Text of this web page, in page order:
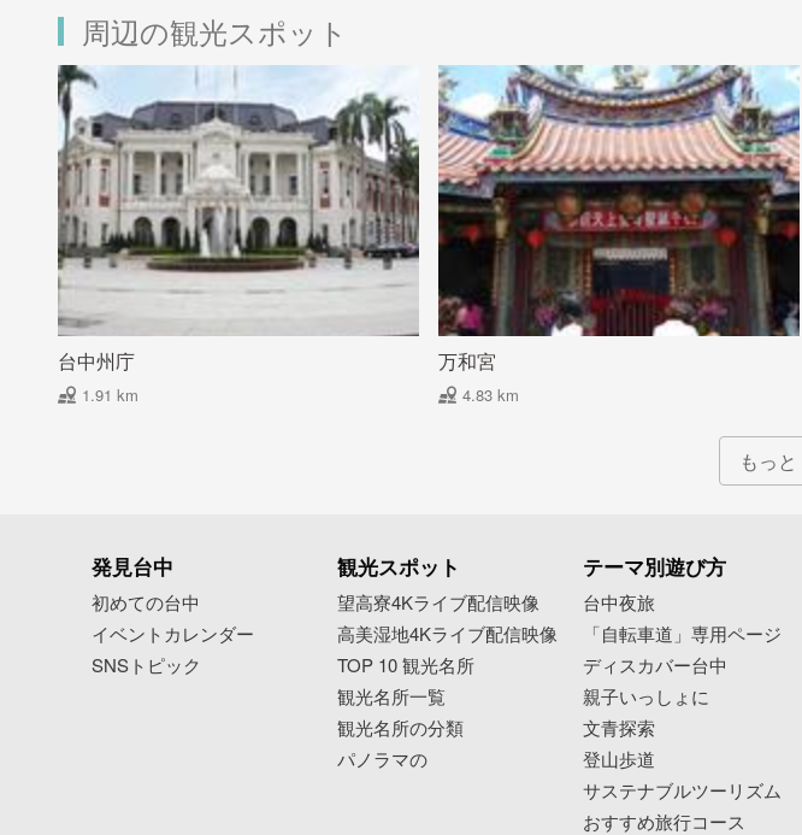
周辺の観光スポット
台中州庁
1.91 km
万和宮
4.83 km
もっ
発見台中
初めての台中
イベントカレンダー
SNSトピック
観光スポット
望高寮4Kライブ配信映像
高美湿地4Kライブ配信映像
TOP 10 観光名所
観光名所一覧
観光名所の分類
パノラマの
テーマ別遊び方
台中夜旅
「自転車道」専用ページ
ディスカバー台中
親子いっしょに
文青探索
登山歩道
サステナブルツーリズム
おすすめ旅行コース